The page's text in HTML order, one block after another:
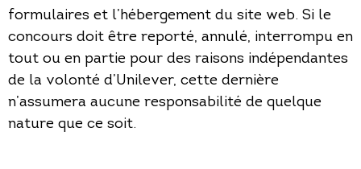
formulaires et l’hébergement du site web. Si le
concours doit être reporté, annulé, interrompu en
tout ou en partie pour des raisons indépendantes
de la volonté d’Unilever, cette dernière
n’assumera aucune responsabilité de quelque
nature que ce soit.